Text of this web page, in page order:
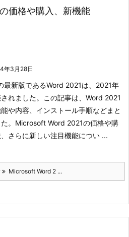
価格や購入、新機能
年3月28日
最新版であるWord 2021は、2021年
れました。この記事は、Word 2021
や内容、インストール手順などまと
。Microsoft Word 2021の価格や購
、さらに新しい注目機能につい ...
Microsoft Word 2 ...